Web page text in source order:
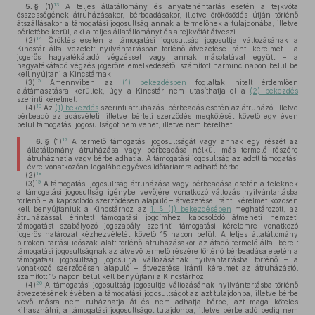
5. § (1) 13
A teljes állatállomány és anyatehéntartás esetén a tejkvóta
összességének átruházásakor, bérbeadásakor, illetve örökösödés útján történő
átszállásakor a támogatási jogosultság annak a termelőnek a tulajdonába, illetve
bérletébe kerül, aki a teljes állatállományt és a tejkvótát átveszi.
(2) 14
Öröklés esetén a támogatási jogosultság jogosultja változásának a
Kincstár által vezetett nyilvántartásban történő átvezetése iránti kérelmet – a
jogerős hagyatékátadó végzéssel vagy annak másolatával együtt – a
hagyatékátadó végzés jogerőre emelkedésétől számított harminc napon belül be
kell nyújtani a Kincstárnak.
(3) 15 Amennyiben az (1) bekezdésben foglaltak hitelt érdemlően
alátámasztásra kerültek, úgy a Kincstár nem utasíthatja el a (2) bekezdés
szerinti kérelmet.
(4) 16 Az (1) bekezdés szerinti átruházás, bérbeadás esetén az átruházó, illetve
bérbeadó az adásvételi, illetve bérleti szerződés megkötését követő egy éven
belül támogatási jogosultságot nem vehet, illetve nem bérelhet.
6. § (1) 17A termelő támogatási jogosultságát vagy annak egy részét az
állatállomány átruházása vagy bérbeadása nélkül más termelő részére
átruházhatja vagy bérbe adhatja. A támogatási jogosultság az adott támogatási
évre vonatkozóan legalább egyéves időtartamra adható bérbe.
(2) 18
(3) 19 A támogatási jogosultság átruházása vagy bérbeadása esetén a feleknek
a támogatási jogosultság igénybe vevőjére vonatkozó változás nyilvántartásba
történő – a kapcsolódó szerződésen alapuló – átvezetése iránti kérelmet közösen
kell benyújtaniuk a Kincstárhoz az 1. § (1) bekezdésében meghatározott, az
átruházással érintett támogatási jogcímhez kapcsolódó átmeneti nemzeti
támogatást szabályozó jogszabály szerinti támogatási kérelemre vonatkozó
jogerős határozat kézhezvételét követő 15 napon belül. A teljes állatállomány
birtokon tartási időszak alatt történő átruházásakor az átadó termelő által bérelt
támogatási jogosultságnak az átvevő termelő részére történő bérbeadása esetén a
támogatási jogosultság jogosultja változásának nyilvántartásba történő – a
vonatkozó szerződésen alapuló – átvezetése iránti kérelmet az átruházástól
számított 15 napon belül kell benyújtani a Kincstárhoz.
(4) 20 A támogatási jogosultság jogosultja változásának nyilvántartásba történő
átvezetésének évében a támogatási jogosultságot az azt tulajdonba, illetve bérbe
vevő másra nem ruházhatja át és nem adhatja bérbe, azt maga köteles
kihasználni, a támogatási jogosultságot tulajdonba, illetve bérbe adó pedig nem